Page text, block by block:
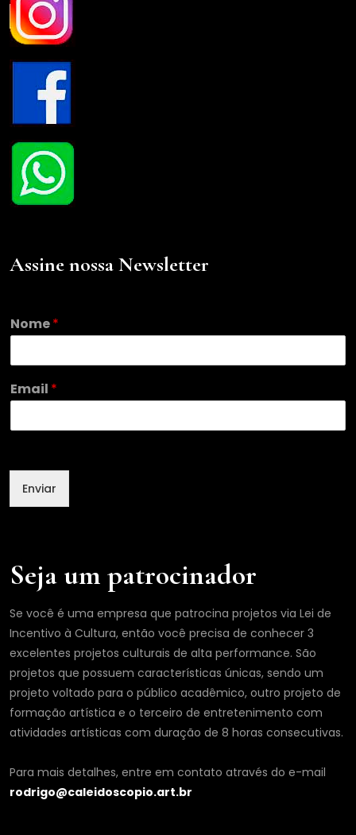
Assine nossa Newsletter
*
E
a
l
m
l
Nome*
Email *
Enviar
Seja um patrocinador
Se você é uma empresa que patrocina projetos via Lei de
Incentivo à Cultura, então você precisa de conhecer 3
excelentes projetos culturais de alta performance. São
projetos que possuem características únicas, sendo um
projeto voltado para o público acadêmico, outro projeto de
formação artística e o terceiro de entretenimento com
atividades artísticas com duração de 8 horas consecutivas.
Para mais detalhes, entre em contato através do e-mail
rodrigo@caleidoscopio.art.br